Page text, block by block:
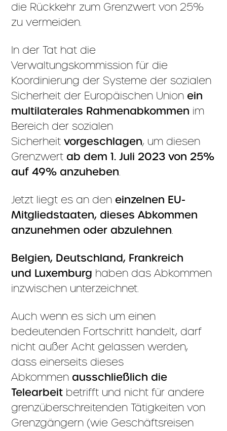
die Rückkehr zum Grenzwert von 25%
zu vermeiden.
In der Tat hat die
Verwaltungskommission für die
Koordinierung der Systeme der sozialen
Sicherheit der Europäischen Union ein
multilaterales Rahmenabkommen im
Bereich der sozialen
Sicherheitvorgeschlagen, um diesen
Grenzwert ab dem 1. Juli 2023 von 25%
auf 49% anzuheben.
Jetzt liegt es an den einzelnen EU-
Mitgliedstaaten, dieses Abkommen
anzunehmen oder abzulehnen.
Belgien, Deutschland, Frankreich
und Luxemburg haben das Abkommen
inzwischen unterzeichnet.
Auch wenn es sich um einen
bedeutenden Fortschritt handelt, darf
nicht außer Acht gelassen werden,
dass einerseits dieses
Abkommen ausschließlich die
Telearbeit betrifft und nicht für andere
grenzüberschreitenden Tätigkeiten von
Grenzgängern (wie Geschäftsreisen